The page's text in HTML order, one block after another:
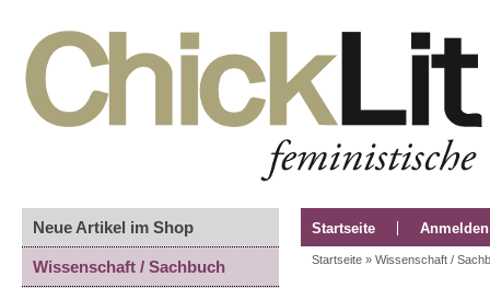
Neue Artikel im Shop
Wissenschaft / Sachbuch
Startseite Anmelden
Startseite » Wissenschaft /